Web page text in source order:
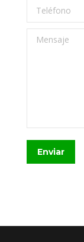
Teléfono
Mensaje
Enviar